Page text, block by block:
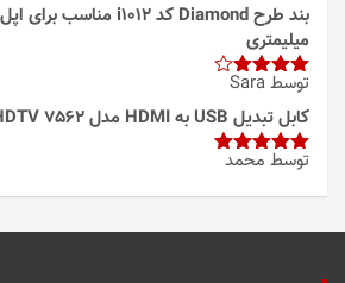
میلیمتری
امتیاز4
از 5
توسط Sara
کابل تبدیل USB به HDMI مدل 3in1 HDTV 7562
امتیاز5از
توسط محمد